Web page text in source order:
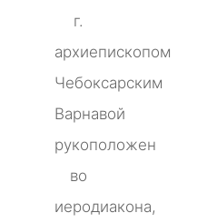
г.
архиепископом
Чебоксарским
Варнавой
рукоположен
во
иеродиакона,